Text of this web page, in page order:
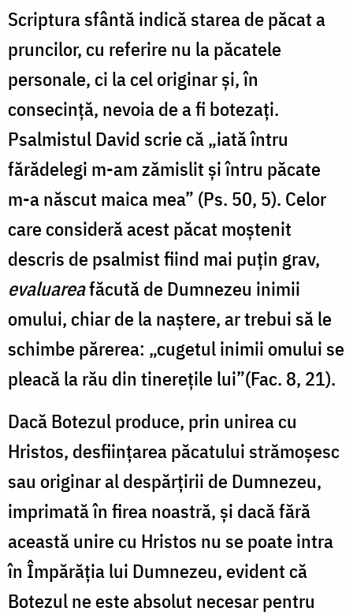
Scriptura sfântă indică starea de păcat a
pruncilor, cu referire nu la păcatele
personale, ci la cel originar şi, în
consecinţă, nevoia de a fi botezaţi.
Psalmistul David scrie că „iată întru
fărădelegi m-am zămislit și întru păcate
m-a născut maica mea” (Ps. 50, 5). Celor
care consideră acest păcat moştenit
descris de psalmist fiind mai puţin grav,
evaluareafăcută de Dumnezeu inimii
omului, chiar de la naştere, ar trebui să le
schimbe părerea: „cugetul inimii omului se
pleacă la rău din tinereţile lui”(Fac. 8, 21).
Dacă Botezul produce, prin unirea cu
Hristos, desființarea păcatului strămoșesc
sau originar al despărțirii de Dumnezeu,
imprimată în firea noastră, și dacă fără
această unire cu Hristos nu se poate intra
în Împărăția lui Dumnezeu, evident că
Botezul ne este absolut necesar pentru